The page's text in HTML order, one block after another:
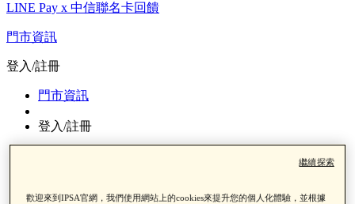
LINE Pay x 中信聯名卡回饋
門市資訊
登入/註冊
門市資訊
登入/註冊
歡迎來到IPSA官網，我們使用網站上的cookies來提升您的個人化體驗，並根據
繼續探索